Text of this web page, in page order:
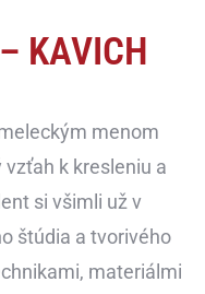
KAVICH
menom
vzťah k kresleniu a
si všimli už v
štúdia a tvorivého
materiálmi